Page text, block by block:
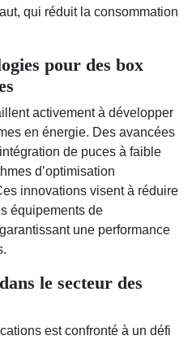
qui réduit la consommation
pour des box
activement à développer
en énergie. Des avancées
de puces à faible
d’optimisation
innovations visent à réduire
équipements de
une performance
le secteur des
est confronté à un défi